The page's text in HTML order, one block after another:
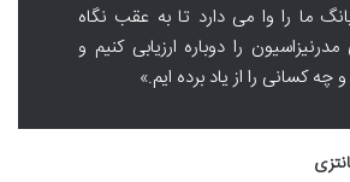
ما را وا می دارد تا به عقب نگاه
را دوباره ارزیابی کنیم و
چه کسانی را از یاد برده ایم.»